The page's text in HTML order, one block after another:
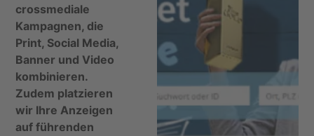
crossmediale
Kampagnen, die
Print, Social Media,
Banner und Video
kombinieren.
Zudem platzieren
wir Ihre Anzeigen
auf führenden